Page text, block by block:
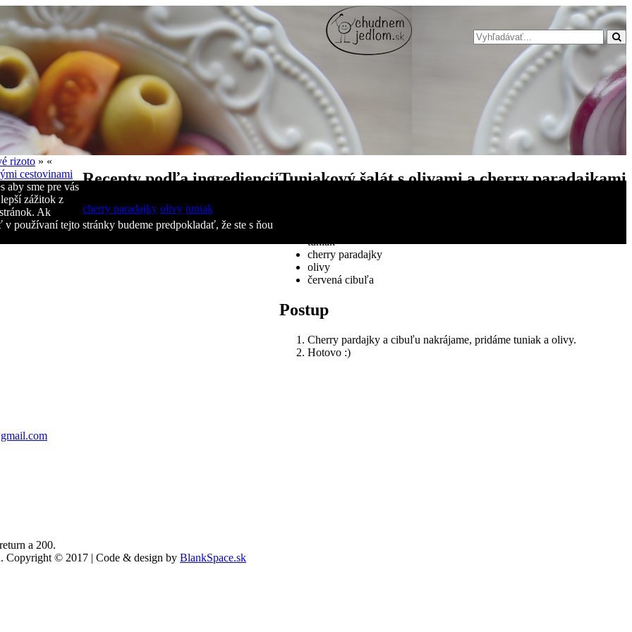
Tuniakový šalát s olivami a cherry paradajkami
tuniak
cherry paradajky
olivy
červená cibuľa
Postup
Cherry pardajky a cibuľu nakrájame, pridáme tuniak a olivy.
Hotovo :)
Recepty podľa ingrediencií
cherry paradajky olivy tuniak
rizoto » «
cestovinami
aby sme pre vás
zážitok z
Ak
v používaní tejto stránky budeme predpokladať, že ste s ňou
a 200.
Copyright © 2017 | Code & design by BlankSpace.sk